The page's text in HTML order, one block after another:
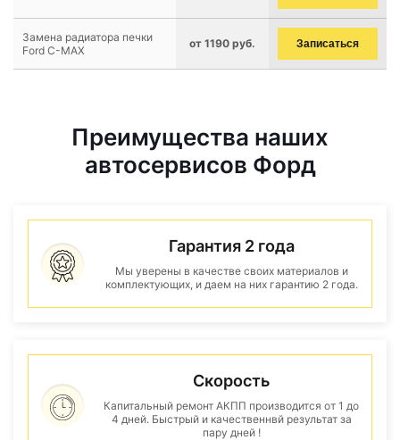
Замена радиатора печки
Ford C-MAX
от 1190 руб. Записаться
Преимущества наших
автосервисов Форд
Гарантия 2 года
Мы уверены в качестве своих материалов и
комплектующих, и даем на них гарантию 2 года.
Скорость
Капитальный ремонт АКПП производится от 1 до
4 дней. Быстрый и качественнвй результат за
пару дней !